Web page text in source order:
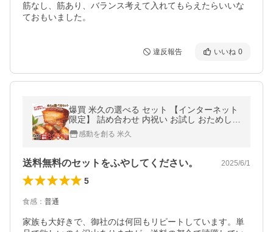
筋なし、筋あり、バランス考えて入れてもらえたらいいな
ておもいました。
違反報告 いいね 0
爆買 米久の選べる セット 【インターネット
限定】 詰め合わせ 内祝い お試し おためし
おかず 惣菜 ご飯のお供 人気 2026
感動を創る 米久
送料無料のセットをふやしてください。 2025/6/1
5
食感 ： 普通
家族も大好きで、御社のは何回もリピートしています。単